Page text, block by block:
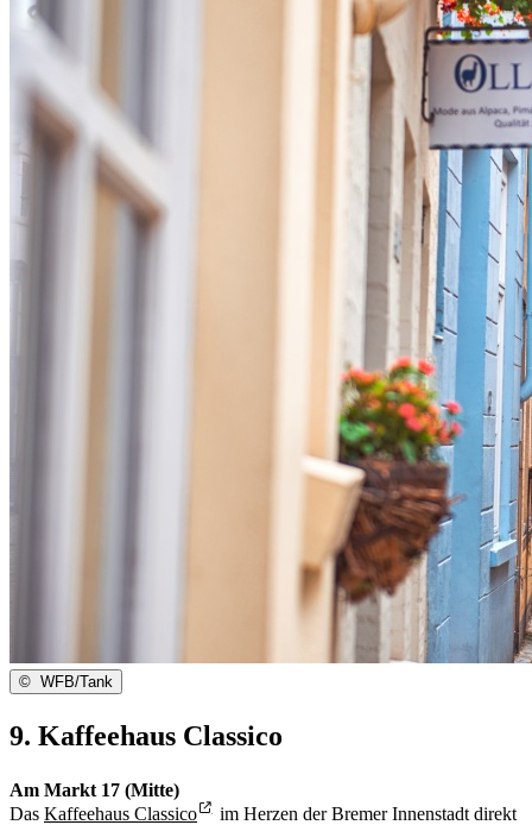
© WFB/Tank
9. Kaffeehaus Classico
Am Markt 17 (Mitte)
Das Kaffeehaus Classico
im Herzen der Bremer Innenstadt direkt